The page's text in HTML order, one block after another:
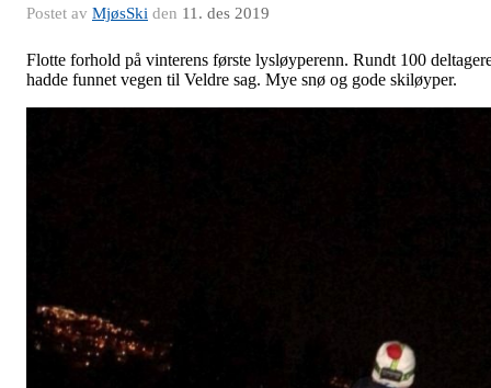
Postet av MjøsSki den 11. des 2019
Flotte forhold på vinterens første lysløyperenn. Rundt 100
hadde funnet vegen til Veldre sag. Mye snø og gode skiløyper.